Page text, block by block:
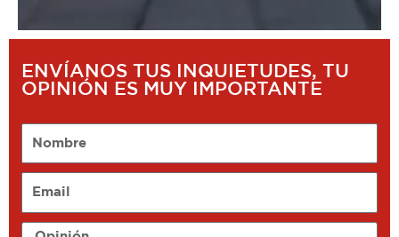
ENVÍANOS TUS INQUIETUDES, TU
OPINIÓN ES MUY IMPORTANTE
Opinión